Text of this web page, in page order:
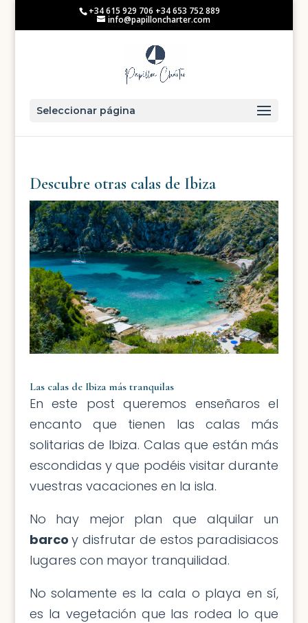
+34 615 929 706 +34 653 752 889
info@papilloncharter.com
Seleccionar página
Descubre otras calas de Ibiza
Las calas de Ibiza más tranquilas
En este post queremos enseñaros el
encanto que tienen las calas más
solitarias de Ibiza. Calas que están más
escondidas y que podéis visitar durante
vuestras vacaciones en la isla.
No hay mejor plan que alquilar un
barcoy disfrutar de estos paradisiacos
lugares con mayor tranquilidad.
No solamente es la cala o playa en sí,
es la vegetación que las rodea lo que